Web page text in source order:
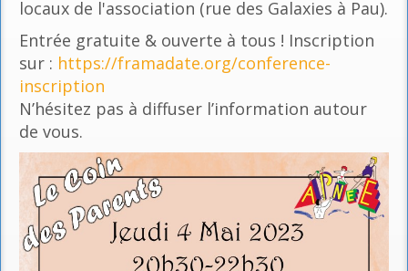
locaux de l'association (rue des Galaxies à Pau).
Entrée gratuite & ouverte à tous ! Inscription
sur : https://framadate.org/conference-
inscription
N’hésitez pas à diffuser l’information autour
de vous.